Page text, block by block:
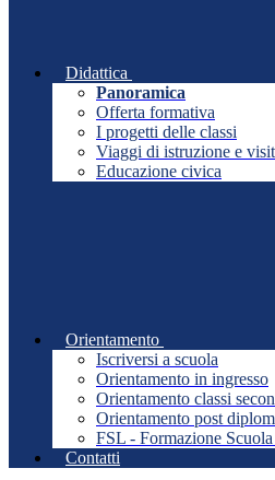
Didattica
Panoramica
Offerta formativa
I progetti delle classi
Viaggi di istruzione e
Educazione civica
Orientamento
Iscriversi a scuola
Orientamento in ingresso
Orientamento classi
Orientamento post
FSL - Formazione
Contatti